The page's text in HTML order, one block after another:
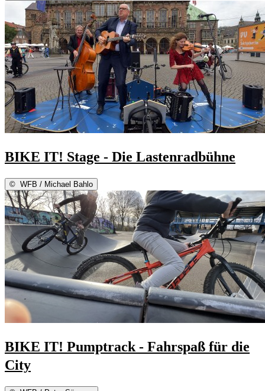
BIKE IT! Stage - Die Lastenradbühne
© WFB / Michael Bahlo
BIKE IT! Pumptrack - Fahrspaß für die
City